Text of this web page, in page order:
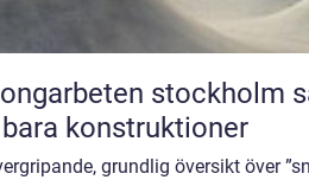
stockholm så skapar proffs
konstruktioner
grundlig översikt över